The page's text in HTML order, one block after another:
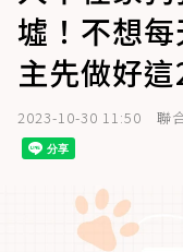
墟！不想
主先做好
2023-10-30 11:50 聯